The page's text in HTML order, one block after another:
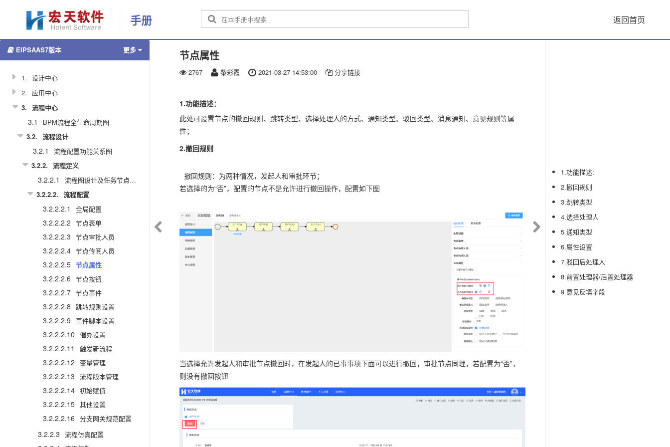
手册 返回首页
EIPSAAS7版本 更多
1. 设计中心
2.
应用中心
3. 流程中心
3.1
BPM流程全生命周期图
3.2. 流程设计
3.2.1
流程配置功能关系图
3.2.2. 流程定义
3.2.2.1
流程图设计及任务节点说明
3.2.2.2. 流程配置
3.2.2.2.1 全局配置
3.2.2.2.2 节点表单
3.2.2.2.3 节点审批人员
3.2.2.2.4 节点传阅人员
3.2.2.2.5 节点属性
3.2.2.2.6 节点按钮
3.2.2.2.7 节点事件
3.2.2.2.8 跳转规则设置
3.2.2.2.9 事件脚本设置
3.2.2.2.10 催办设置
3.2.2.2.11 触发新流程
3.2.2.2.12 变量管理
3.2.2.2.13 流程版本管理
3.2.2.2.14 初始赋值
3.2.2.2.15 其他设置
3.2.2.2.16 分支网关规范配置
3.2.2.3 流程仿真配置
节点属性
2767 黎彩霞 2021-03-27 14:53:00 分享链接
1.功能描述：
此处可设置节点的撤回规则、跳转类型、选择处理人的方式、通知类型、驳回类型、消息通知、意见规则等属
性；
2.撤回规则
撤回规则：为两种情况，发起人和审批环节；
若选择的为“否”，配置的节点不是允许进行撤回操作，配置如下图
当选择允许发起人和审批节点撤回时，在发起人的已事事项下面可以进行撤回，审批节点同理，若配置为“否”，
则没有撤回按钮
1.功能描述：
2.撤回规则
3.跳转类型
4.选择处理人
5.通知类型
6.属性设置
7.驳回后处理人
8.前置处理器/后置处理器
9 意见反填字段